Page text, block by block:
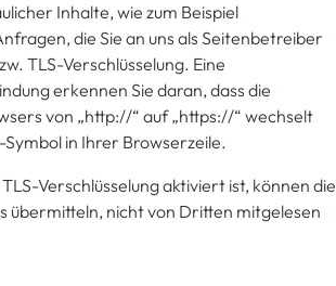
Inhalte, wie zum Beispiel
die Sie an uns als Seitenbetreiber
TLS-Verschlüsselung. Eine
erkennen Sie daran, dass die
von „http://“ auf „https://“ wechselt
Symbol in Ihrer Browserzeile.
Verschlüsselung aktiviert ist, können die
übermitteln, nicht von Dritten mitgelesen